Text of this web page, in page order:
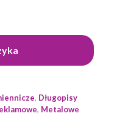
, Długopisy
, Metalowe